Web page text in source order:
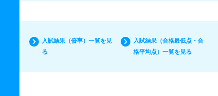
入試結果（倍率）一覧を見
る
入試結果（合格最低点・合
格平均点）一覧を見る